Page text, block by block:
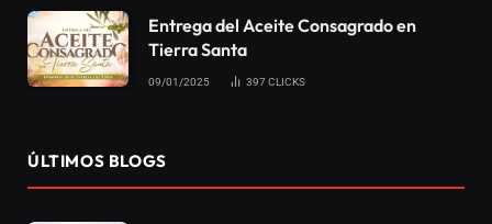
Entrega del Aceite Consagrado en
Tierra Santa
09/01/2025 397 CLICKS
ÚLTIMOS BLOGS